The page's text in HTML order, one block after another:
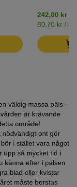
242,00 kr
80,70 kr / kg
väldig massa päls –
är krävande
område!
nödvändigt ont gör
i stället vara något
upp så mycket tid i
känna efter i pälsen
blad eller kvistar
måste borstas